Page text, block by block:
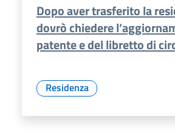
Dopo aver trasferito la
dovrò chiedere
patente e del libretto di
Residenza